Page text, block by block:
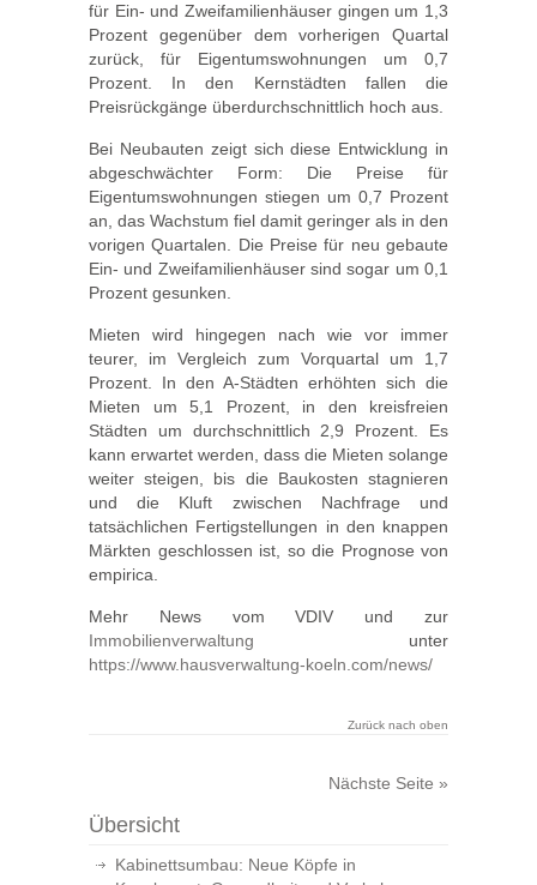
für Ein- und Zweifamilienhäuser gingen um 1,3
Prozent gegenüber dem vorherigen Quartal
zurück, für Eigentumswohnungen um 0,7
Prozent. In den Kernstädten fallen die
Preisrückgänge überdurchschnittlich hoch aus.
Bei Neubauten zeigt sich diese Entwicklung in
abgeschwächter Form: Die Preise für
Eigentumswohnungen stiegen um 0,7 Prozent
an, das Wachstum fiel damit geringer als in den
vorigen Quartalen. Die Preise für neu gebaute
Ein- und Zweifamilienhäuser sind sogar um 0,1
Prozent gesunken.
Mieten wird hingegen nach wie vor immer
teurer, im Vergleich zum Vorquartal um 1,7
Prozent. In den A-Städten erhöhten sich die
Mieten um 5,1 Prozent, in den kreisfreien
Städten um durchschnittlich 2,9 Prozent. Es
kann erwartet werden, dass die Mieten solange
weiter steigen, bis die Baukosten stagnieren
und die Kluft zwischen Nachfrage und
tatsächlichen Fertigstellungen in den knappen
Märkten geschlossen ist, so die Prognose von
empirica.
Mehr News vom VDIV und zur
Immobilienverwaltung unter
https://www.hausverwaltung-koeln.com/news/
Zurück nach oben
Nächste Seite »
Übersicht
Kabinettsumbau: Neue Köpfe in